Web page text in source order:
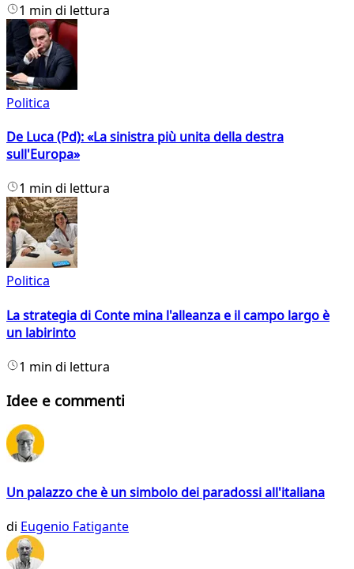
1 min di lettura
Politica
De Luca (Pd): «La sinistra più unita della destra
sull'Europa»
1 min di lettura
Politica
La strategia di Conte mina l'alleanza e il campo largo è
un labirinto
1 min di lettura
Idee e commenti
Un palazzo che è un simbolo dei paradossi all'italiana
di Eugenio Fatigante